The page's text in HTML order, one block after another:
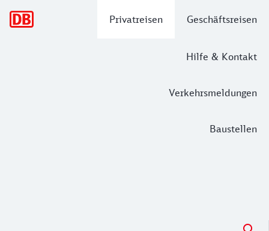
Privatreisen Geschäftsreisen
Hilfe & Kontakt
Verkehrsmeldungen
Baustellen